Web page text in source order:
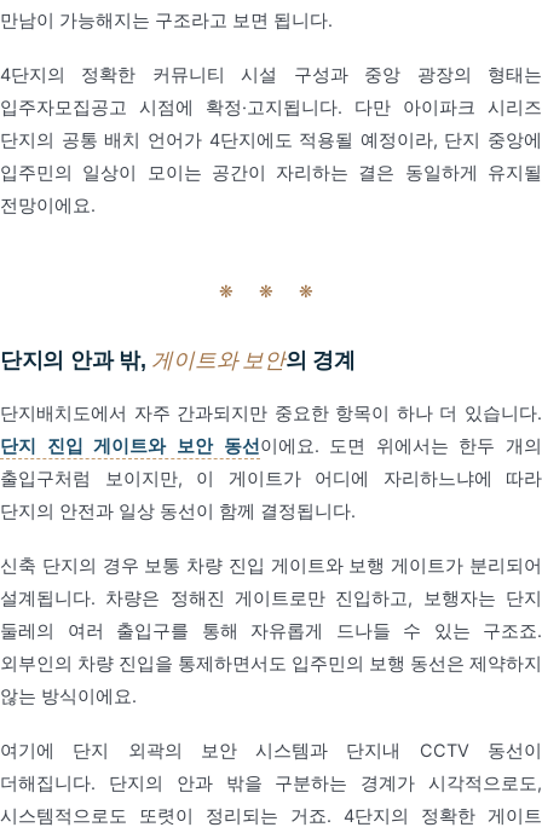
만남이 가능해지는 구조라고 보면 됩니다.
4단지의 정확한 커뮤니티 시설 구성과 중앙 광장의 형태는
입주자모집공고 시점에 확정·고지됩니다. 다만 아이파크 시리즈
단지의 공통 배치 언어가 4단지에도 적용될 예정이라, 단지 중앙에
입주민의 일상이 모이는 공간이 자리하는 결은 동일하게 유지될
전망이에요.
❋ ❋ ❋
단지의 안과 밖, 게이트와 보안의 경계
단지배치도에서 자주 간과되지만 중요한 항목이 하나 더 있습니다.
단지 진입 게이트와 보안 동선이에요. 도면 위에서는 한두 개의
출입구처럼 보이지만, 이 게이트가 어디에 자리하느냐에 따라
단지의 안전과 일상 동선이 함께 결정됩니다.
신축 단지의 경우 보통 차량 진입 게이트와 보행 게이트가 분리되어
설계됩니다. 차량은 정해진 게이트로만 진입하고, 보행자는 단지
둘레의 여러 출입구를 통해 자유롭게 드나들 수 있는 구조죠.
외부인의 차량 진입을 통제하면서도 입주민의 보행 동선은 제약하지
않는 방식이에요.
여기에 단지 외곽의 보안 시스템과 단지내 CCTV 동선이
더해집니다. 단지의 안과 밖을 구분하는 경계가 시각적으로도,
시스템적으로도 또렷이 정리되는 거죠. 4단지의 정확한 게이트